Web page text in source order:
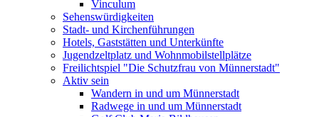
Vinculum
Sehenswürdigkeiten
Stadt- und Kirchenführungen
Hotels, Gaststätten und Unterkünfte
Jugendzeltplatz und Wohnmobilstellplätze
Freilichtspiel "Die Schutzfrau von Münnerstadt"
Aktiv sein
Wandern in und um Münnerstadt
Radwege in und um Münnerstadt